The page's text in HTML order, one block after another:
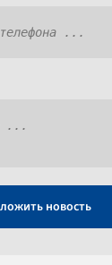
новость